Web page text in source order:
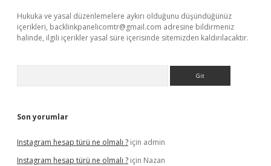
Hukuka ve yasal düzenlemelere aykırı olduğunu düşündüğünüz
içerikleri, backlinkpanelicomtr@gmail.com adresine bildirmeniz
halinde, ilgili içerikler yasal süre içerisinde sitemizden kaldırılacaktır.
Son yorumlar
Instagram hesap türü ne olmalı ? için admin
Instagram hesap türü ne olmalı ? için Nazan